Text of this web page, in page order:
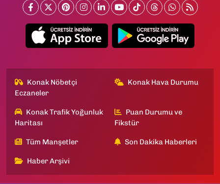
Konak Nöbetçi
Eczaneler
Konak Hava Durumu
Konak Trafik Yoğunluk
Haritası
Puan Durumu ve
Fikstür
Tüm Manşetler Son Dakika Haberleri
Haber Arşivi